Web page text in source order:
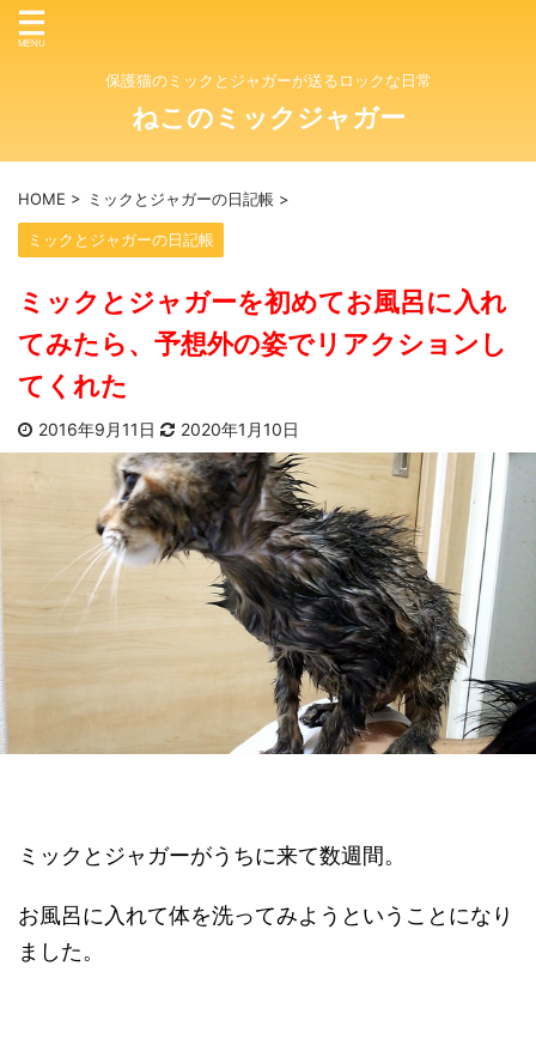
保護猫のミックとジャガーが送るロックな日常
ねこのミックジャガー
HOME > ミックとジャガーの日記帳 >
ミックとジャガーの日記帳
ミックとジャガーを初めてお風呂に入れ
てみたら、予想外の姿でリアクションし
てくれた
2016年9月11日 2020年1月10日
ミックとジャガーがうちに来て数週間。
お風呂に入れて体を洗ってみようということになり
ました。